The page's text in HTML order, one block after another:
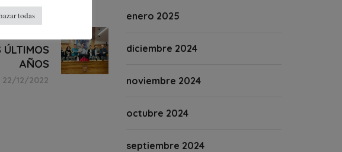
AL
ÚLTIMOS
AÑOS
22/12/2022
enero 2025
diciembre 2024
noviembre 2024
octubre 2024
septiembre 2024
todas